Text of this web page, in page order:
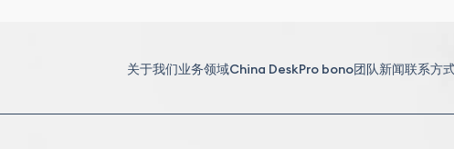
关于我们业务领域China DeskPro bono团队新闻联系方